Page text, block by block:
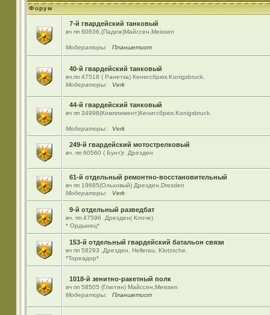
Форум
7-й гвардейский танковый
вч пп 60636,(Падеж)Майсcен,Meissen
Модераторы: Планшетист
40-й гвардейский танковый
вч.пп 47518 ( Ранетка) Кенигсбрюк.Konigsbruck.
Модераторы:
Verk
44-й гвардейский танковый
вч пп 34998(Комплимент)Кенигсбрюк.Konigsbruck.
Модераторы: Verk
249-й гвардейский мотострелковый
вч. пп 60560 ( Бунт)г. Дрезден
61-й отдельный ремонтно-восстановительный
вч пп 19685(Ольховый) Дрезден,Dresden
Модераторы:
Verk
9-й отдельный разведбат
вч. пп.47596 .Дрезден( Клоче)
* Ордынец*
153-й отдельный гвардейский батальон связи
вч пп 58293 ,Дрезден, Hellerau, Klotzsche.
*Тореадор*
1018-й зенитно-ракетный полк
вч пп 58505 (Глютин) Майсcен,Meissen
Модераторы:
Планшетист